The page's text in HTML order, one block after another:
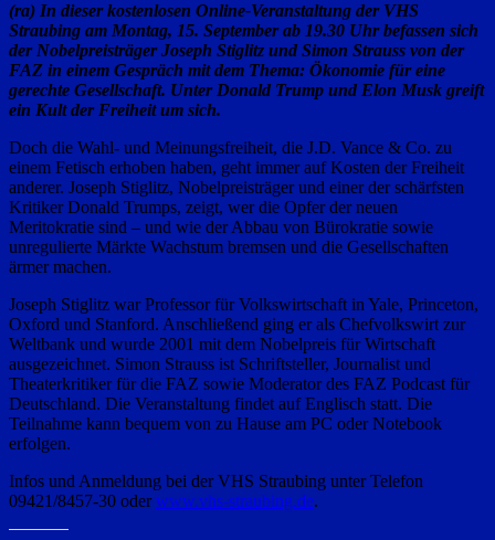
(ra) In dieser kostenlosen Online-Veranstaltung der VHS
Straubing am Montag, 15. September ab 19.30 Uhr befassen sich
der Nobelpreisträger Joseph Stiglitz und Simon Strauss von der
FAZ in einem Gespräch mit dem Thema: Ökonomie für eine
gerechte Gesellschaft. Unter Donald Trump und Elon Musk greift
ein Kult der Freiheit um sich.
Doch die Wahl- und Meinungsfreiheit, die J.D. Vance & Co. zu
einem Fetisch erhoben haben, geht immer auf Kosten der Freiheit
anderer. Joseph Stiglitz, Nobelpreisträger und einer der schärfsten
Kritiker Donald Trumps, zeigt, wer die Opfer der neuen
Meritokratie sind – und wie der Abbau von Bürokratie sowie
unregulierte Märkte Wachstum bremsen und die Gesellschaften
ärmer machen.
Joseph Stiglitz war Professor für Volkswirtschaft in Yale, Princeton,
Oxford und Stanford. Anschließend ging er als Chefvolkswirt zur
Weltbank und wurde 2001 mit dem Nobelpreis für Wirtschaft
ausgezeichnet. Simon Strauss ist Schriftsteller, Journalist und
Theaterkritiker für die FAZ sowie Moderator des FAZ Podcast für
Deutschland. Die Veranstaltung findet auf Englisch statt. Die
Teilnahme kann bequem von zu Hause am PC oder Notebook
erfolgen.
Infos und Anmeldung bei der VHS Straubing unter Telefon
09421/8457-30 oderwww.vhs-straubing.de.